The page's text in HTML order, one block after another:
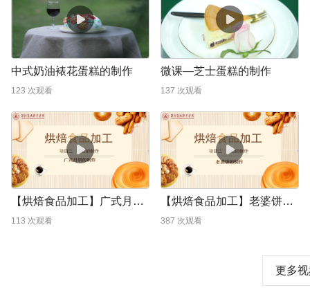
中式奶油裱花蛋糕的制作
123 次观看
微课—芝士蛋糕的制作
137 次观看
【烘焙食品加工】广式月饼的制作
113 次观看
【烘焙食品加工】老婆饼的制作
387 次观看
更多